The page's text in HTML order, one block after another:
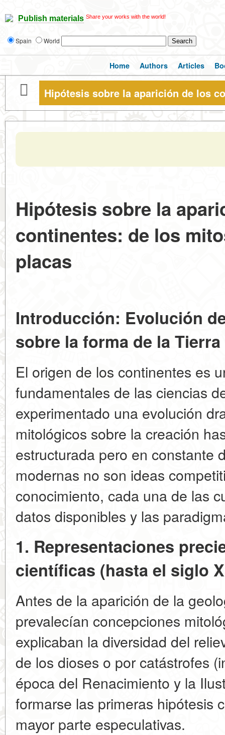
Publish materials Share your works with the world!
Spain World
Home Authors Articles
Hipótesis sobre la aparición de los
Hipótesis sobre la
continentes: de los
placas
Introducción: Evolución
sobre la forma de la Tierra
El origen de los continentes es
fundamentales de las ciencias
experimentado una evolución
mitológicos sobre la creación
estructurada pero en constante
modernas no son ideas
conocimiento, cada una de las
datos disponibles y las
1. Representaciones
científicas (hasta el siglo
Antes de la aparición de la
prevalecían concepciones
explicaban la diversidad del
de los dioses o por catástrofes
época del Renacimiento y la
formarse las primeras hipótesis
mayor parte especulativas.